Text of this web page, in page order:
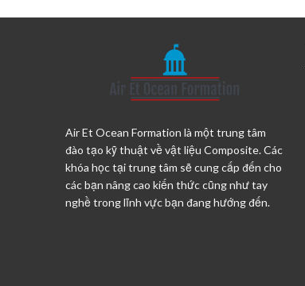
Air Et Ocean Formation là một trung tâm
đào tạo kỹ thuật về vật liệu Composite. Các
khóa học tại trung tâm sẽ cung cấp đến cho
các bạn nâng cao kiến thức cũng như tay
nghề trong lĩnh vực bạn đang hướng đến.